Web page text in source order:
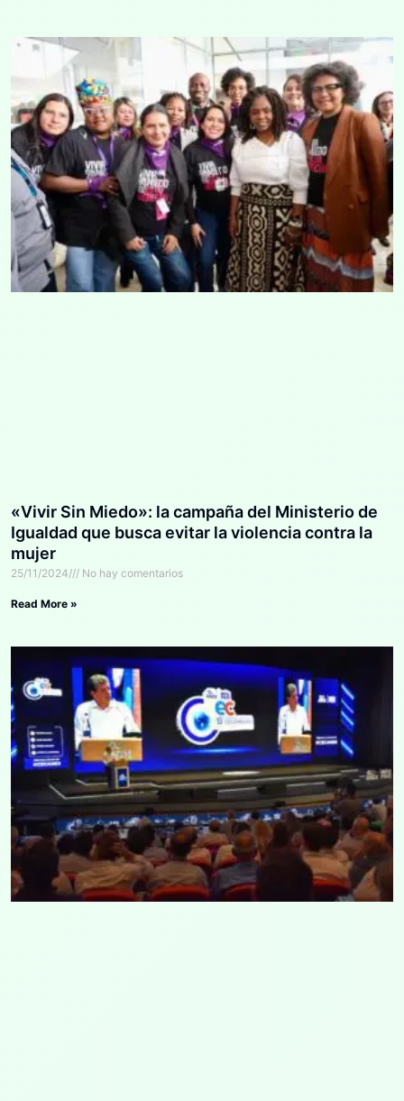
«Vivir Sin Miedo»: la campaña del Ministerio de
Igualdad que busca evitar la violencia contra la
mujer
25/11/2024 No hay comentarios
Read More »